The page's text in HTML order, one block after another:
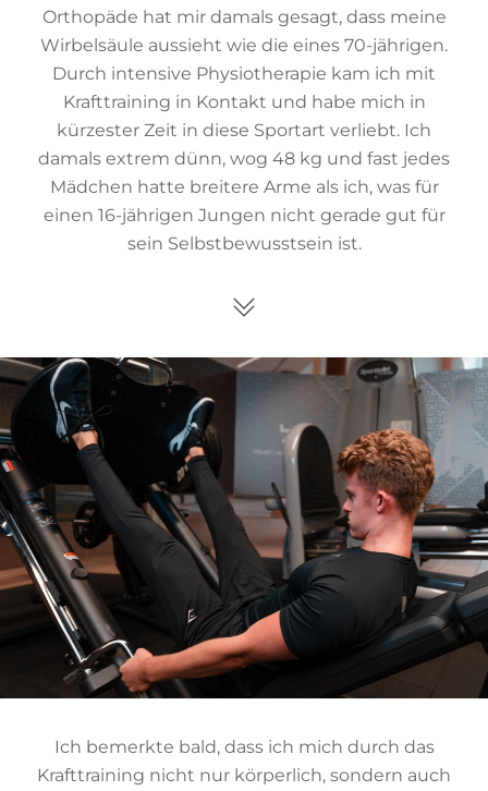
Orthopäde hat mir damals gesagt, dass meine
Wirbelsäule aussieht wie die eines 70-jährigen.
Durch intensive Physiotherapie kam ich mit
Krafttraining in Kontakt und habe mich in
kürzester Zeit in diese Sportart verliebt. Ich
damals extrem dünn, wog 48 kg und fast jedes
Mädchen hatte breitere Arme als ich, was für
einen 16-jährigen Jungen nicht gerade gut für
sein Selbstbewusstsein ist.
Ich bemerkte bald, dass ich mich durch das
Krafttraining nicht nur körperlich, sondern auch